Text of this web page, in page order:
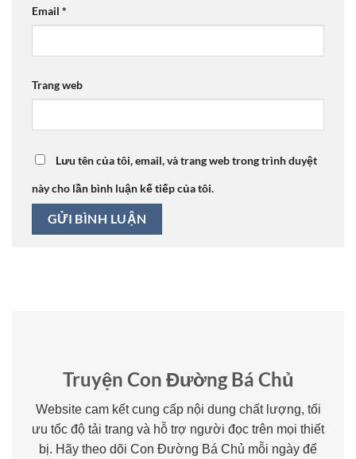
Email *
Trang web
Lưu tên của tôi, email, và trang web trong trình duyệt
này cho lần bình luận kế tiếp của tôi.
Truyện Con Đường Bá Chủ
Website cam kết cung cấp nội dung chất lượng, tối
ưu tốc độ tải trang và hỗ trợ người đọc trên mọi thiết
bị. Hãy theo dõi Con Đường Bá Chủ mỗi ngày để